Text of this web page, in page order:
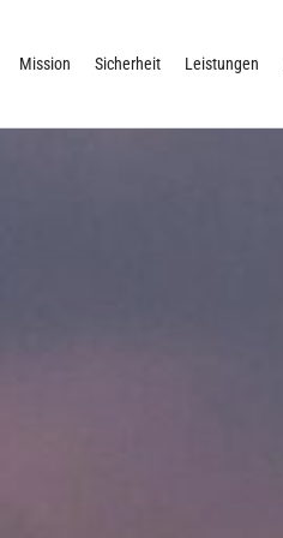
Mission Sicherheit Leistungen